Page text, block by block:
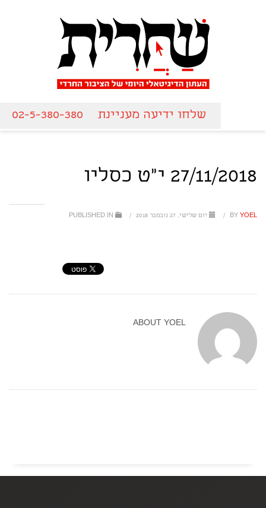
שלחו ידיעה מעניינת 02-5-380-380
27/11/2018 י"ט כסליו
BY YOEL
/ יום שלישי, 27 נובמבר 2018 /
ABOUT YOEL